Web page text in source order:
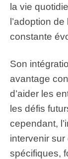
la vie
l’adoption
constante
Son
avantage
d’aider les
les défis
cependant,
intervenir
spécifiques,